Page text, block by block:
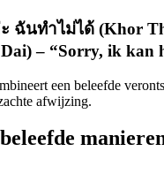
ฉันทำไม่ได้ (Khor
– “Sorry, ik kan
een beleefde
afwijzing.